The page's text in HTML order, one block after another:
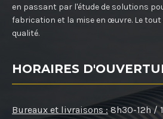
en passant par l'étude de solutions
fabrication et la mise en œuvre. Le tout
qualité.
HORAIRES
Bureaux et livraisons : 8h30-12h /